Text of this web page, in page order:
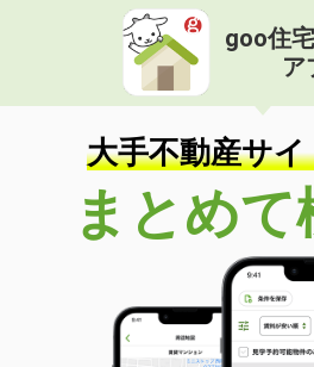
goo住
ア
大手不動産サイ
まとめて